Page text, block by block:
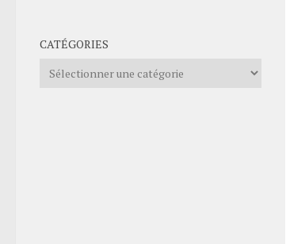
CATÉGORIES
Catégories